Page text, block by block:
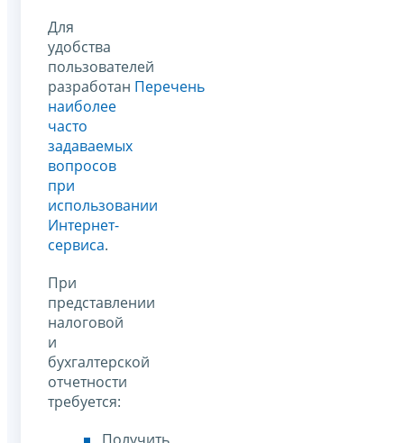
Для
удобства
пользователей
разработан Перечень
наиболее
часто
задаваемых
вопросов
при
использовании
Интернет-
сервиса.
При
представлении
налоговой
и
бухгалтерской
отчетности
требуется:
Получить